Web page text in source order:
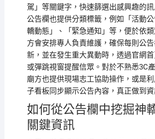
駕」等關鍵字，快速篩選出感興趣的訊
公告欄也提供分類標籤，例如「活動
轎動態」、「緊急通知」等，便於依
方會安排專人負責維護，確保每則公
新，並在發生重大異動時，透過官網
或彈跳視窗提醒信眾。對於不熟悉3C
廟方也提供現場志工協助操作，或是
子看板同步顯示公告內容，真正做到資
如何從公告欄中挖掘神
關鍵資訊